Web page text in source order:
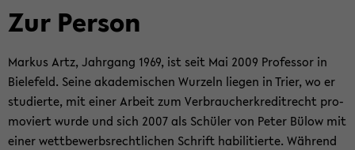
Zur Per­son
Mar­kus Artz, Jahr­gang 1969, ist seit Mai 2009 Pro­fes­sor in
Bie­le­feld. Seine aka­de­mi­schen Wur­zeln lie­gen in Trier, wo er
stu­dier­te, mit einer Ar­beit zum Ver­brau­cher­kre­dit­recht pro­
mo­viert wurde und sich 2007 als Schü­ler von Peter Bülow mit
einer wett­be­werbs­recht­li­chen Schrift ha­bi­li­tier­te. Wäh­rend